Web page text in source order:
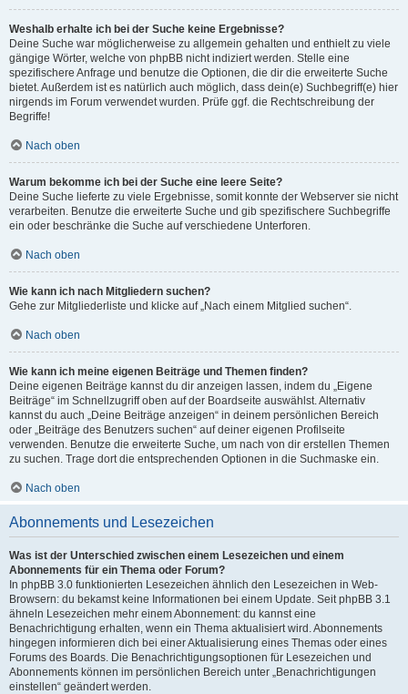
Weshalb erhalte ich bei der Suche keine Ergebnisse?
Deine Suche war möglicherweise zu allgemein gehalten und enthielt zu viele
gängige Wörter, welche von phpBB nicht indiziert werden. Stelle eine
spezifischere Anfrage und benutze die Optionen, die dir die erweiterte Suche
bietet. Außerdem ist es natürlich auch möglich, dass dein(e) Suchbegriff(e) hier
nirgends im Forum verwendet wurden. Prüfe ggf. die Rechtschreibung der
Begriffe!
Nach oben
Warum bekomme ich bei der Suche eine leere Seite?
Deine Suche lieferte zu viele Ergebnisse, somit konnte der Webserver sie nicht
verarbeiten. Benutze die erweiterte Suche und gib spezifischere Suchbegriffe
ein oder beschränke die Suche auf verschiedene Unterforen.
Nach oben
Wie kann ich nach Mitgliedern suchen?
Gehe zur Mitgliederliste und klicke auf „Nach einem Mitglied suchen“.
Nach oben
Wie kann ich meine eigenen Beiträge und Themen finden?
Deine eigenen Beiträge kannst du dir anzeigen lassen, indem du „Eigene
Beiträge“ im Schnellzugriff oben auf der Boardseite auswählst. Alternativ
kannst du auch „Deine Beiträge anzeigen“ in deinem persönlichen Bereich
oder „Beiträge des Benutzers suchen“ auf deiner eigenen Profilseite
verwenden. Benutze die erweiterte Suche, um nach von dir erstellen Themen
zu suchen. Trage dort die entsprechenden Optionen in die Suchmaske ein.
Nach oben
Abonnements und Lesezeichen
Was ist der Unterschied zwischen einem Lesezeichen und einem
Abonnements für ein Thema oder Forum?
In phpBB 3.0 funktionierten Lesezeichen ähnlich den Lesezeichen in Web-
Browsern: du bekamst keine Informationen bei einem Update. Seit phpBB 3.1
ähneln Lesezeichen mehr einem Abonnement: du kannst eine
Benachrichtigung erhalten, wenn ein Thema aktualisiert wird. Abonnements
hingegen informieren dich bei einer Aktualisierung eines Themas oder eines
Forums des Boards. Die Benachrichtigungsoptionen für Lesezeichen und
Abonnements können im persönlichen Bereich unter „Benachrichtigungen
einstellen“ geändert werden.